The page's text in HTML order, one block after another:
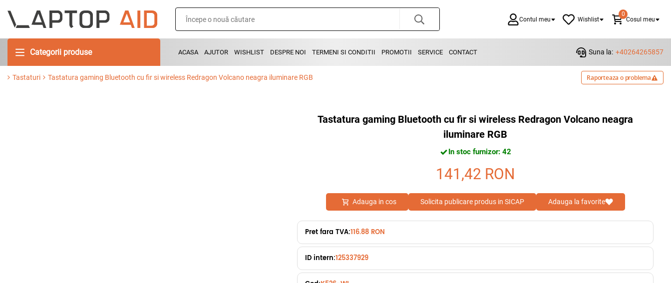
Contul meu Wishlist
0
Cosul meu
Categorii produse ACASA AJUTOR WISHLIST DESPRE NOI TERMENI SI CONDITII PROMOTII SERVICE CONTACT Suna la: +40264265857
Tastaturi Tastatura gaming Bluetooth cu fir si wireless Redragon Volcano neagra iluminare RGB Raporteaza o problema
Tastatura gaming Bluetooth cu fir si wireless Redragon Volcano neagra
iluminare RGB
In stoc furnizor: 42
141,42 RON
Adauga in cos Solicita publicare produs in SICAP Adauga la favorite
Pret fara TVA:116.88 RON
ID intern:125337929